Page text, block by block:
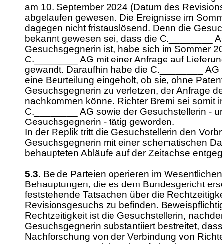
am 10. September 2024 (Datum des
abgelaufen gewesen. Die Ereignisse im
dagegen nicht fristauslösend. Denn die
bekannt gewesen sei, dass die C.________
Gesuchsgegnerin ist, habe sich im Sommer
C.________ AG mit einer Anfrage auf
gewandt. Daraufhin habe die C.________ AG
eine Beurteilung eingeholt, ob sie, ohne
Gesuchsgegnerin zu verletzen, der Anfrage
nachkommen könne. Richter Bremi sei somit
C.________ AG sowie der Gesuchstellerin -
Gesuchsgegnerin - tätig geworden.
In der Replik tritt die Gesuchstellerin den
Gesuchsgegnerin mit einer schematischen
behaupteten Abläufe auf der Zeitachse
5.3. Beide Parteien operieren im
Behauptungen, die es dem Bundesgericht
feststehende Tatsachen über die
Revisionsgesuchs zu befinden.
Rechtzeitigkeit ist die Gesuchstellerin,
Gesuchsgegnerin substantiiert bestreitet,
Nachforschung von der Verbindung von